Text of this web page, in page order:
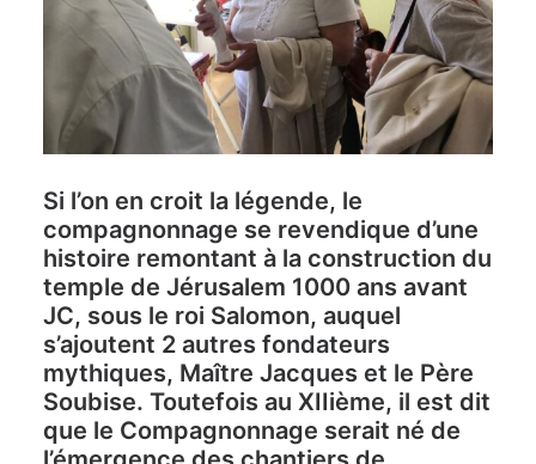
Si l’on en croit la légende, le
compagnonnage se revendique d’une
histoire remontant à la construction du
temple de Jérusalem 1000 ans avant
JC, sous le roi Salomon, auquel
s’ajoutent 2 autres fondateurs
mythiques, Maître Jacques et le Père
Soubise. Toutefois au XIIième, il est dit
que le Compagnonnage serait né de